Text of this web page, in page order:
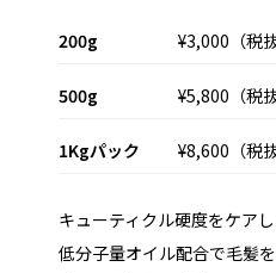
200g ¥3,000（税抜
500g ¥5,800（税抜
1Kgパック ¥8,600（税抜
キューティクル硬度をケア
低分子量オイル配合で毛髪を